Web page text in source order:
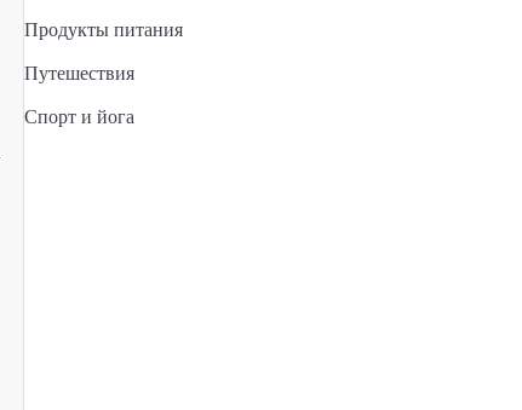
Продукты питания
Путешествия
Спорт и йога